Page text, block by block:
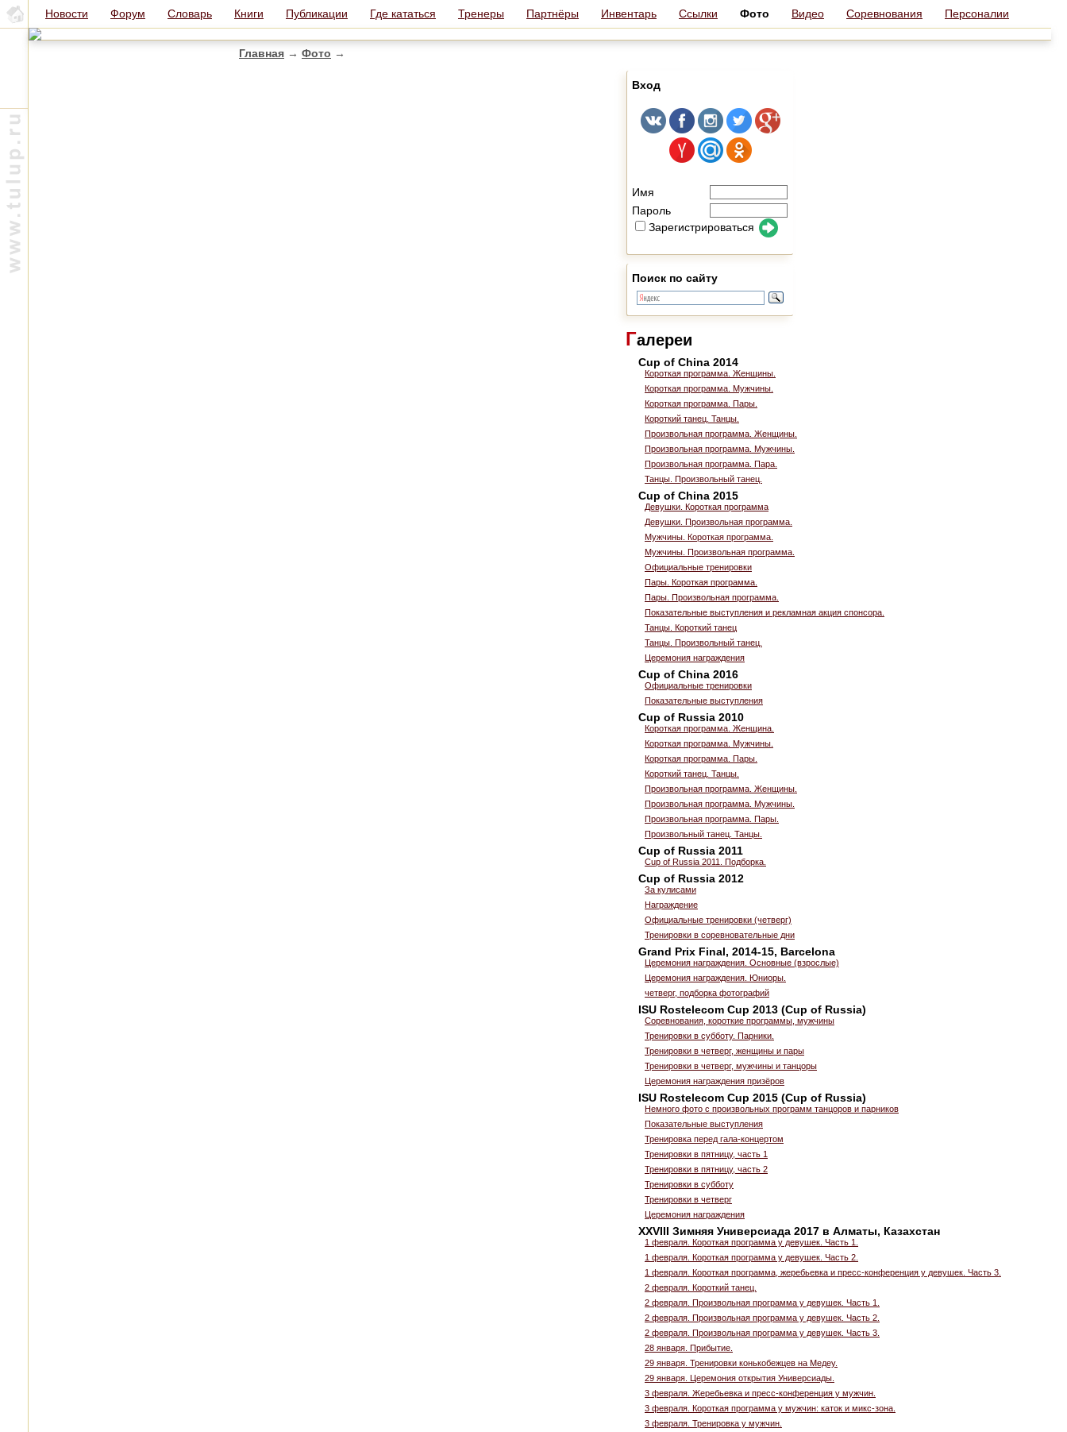
Новости Форум Словарь Книги Публикации Где кататься Тренеры Партнёры Инвентарь Ссылки Фото Видео Соревнования Персоналии
Главная → Фото →
Вход
Имя
Пароль
Зарегистрироваться
Поиск по сайту
Галереи
Cup of China 2014
Короткая программа. Женщины.
Короткая программа. Мужчины.
Короткая программа. Пары.
Короткий танец. Танцы.
Произвольная программа. Женщины.
Произвольная программа. Мужчины.
Произвольная программа. Пара.
Танцы. Произвольный танец.
Cup of China 2015
Девушки. Короткая программа
Девушки. Произвольная программа.
Мужчины. Короткая программа.
Мужчины. Произвольная программа.
Официальные тренировки
Пары. Короткая программа.
Пары. Произвольная программа.
Показательные выступления и рекламная акция спонсора.
Танцы. Короткий танец
Танцы. Произвольный танец.
Церемония награждения
Cup of China 2016
Официальные тренировки
Показательные выступления
Cup of Russia 2010
Короткая программа. Женщина.
Короткая программа. Мужчины.
Короткая программа. Пары.
Короткий танец. Танцы.
Произвольная программа. Женщины.
Произвольная программа. Мужчины.
Произвольная программа. Пары.
Произвольный танец. Танцы.
Cup of Russia 2011
Cup of Russia 2011. Подборка.
Cup of Russia 2012
За кулисами
Награждение
Официальные тренировки (четверг)
Тренировки в соревновательные дни
Grand Prix Final, 2014-15, Barcelona
Церемония награждения. Основные (взрослые)
Церемония награждения. Юниоры.
четверг, подборка фотографий
ISU Rostelecom Cup 2013 (Cup of Russia)
Соревнования, короткие программы, мужчины
Тренировки в субботу. Парники.
Тренировки в четверг, женщины и пары
Тренировки в четверг, мужчины и танцоры
Церемония награждения призёров
ISU Rostelecom Cup 2015 (Cup of Russia)
Немного фото с произвольных программ танцоров и парников
Показательные выступления
Тренировка перед гала-концертом
Тренировки в пятницу, часть 1
Тренировки в пятницу, часть 2
Тренировки в субботу
Тренировки в четверг
Церемония награждения
XXVIII Зимняя Универсиада 2017 в Алматы, Казахстан
1 февраля. Короткая программа у девушек. Часть 1.
1 февраля. Короткая программа у девушек. Часть 2.
1 февраля. Короткая программа, жеребьевка и пресс-конференция у девушек. Часть 3.
2 февраля. Короткий танец.
2 февраля. Произвольная программа у девушек. Часть 1.
2 февраля. Произвольная программа у девушек. Часть 2.
2 февраля. Произвольная программа у девушек. Часть 3.
28 января. Прибытие.
29 января. Тренировки конькобежцев на Медеу.
29 января. Церемония открытия Универсиады.
3 февраля. Жеребьевка и пресс-конференция у мужчин.
3 февраля. Короткая программа у мужчин: каток и микс-зона.
3 февраля. Тренировка у мужчин.